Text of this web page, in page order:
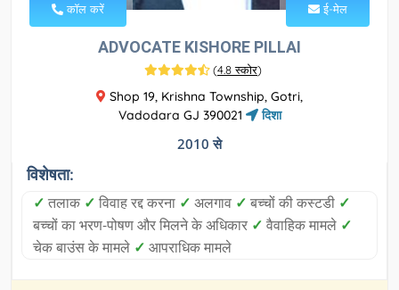
कॉल करें ई-मेल
ADVOCATE KISHORE PILLAI
(4.8 स्कोर)
Shop 19, Krishna Township, Gotri,
Vadodara GJ 390021
दिशा
2010 से
विशेषता:
✓ तलाक ✓ विवाह रद्द करना ✓ अलगाव ✓ बच्चों की कस्टडी ✓
बच्चों का भरण-पोषण और मिलने के अधिकार ✓ वैवाहिक मामले ✓
चेक बाउंस के मामले ✓ आपराधिक मामले